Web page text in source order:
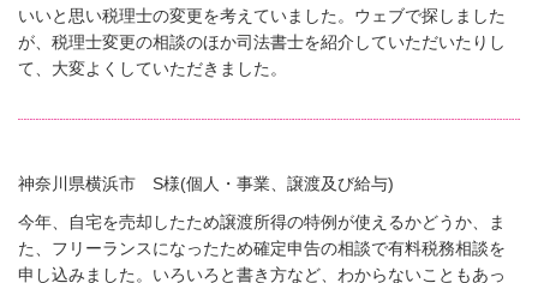
いいと思い税理士の変更を考えていました。ウェブで探しました
が、税理士変更の相談のほか司法書士を紹介していただいたりし
て、大変よくしていただきました。
神奈川県横浜市 S様(個人・事業、譲渡及び給与)
今年、自宅を売却したため譲渡所得の特例が使えるかどうか、ま
た、フリーランスになったため確定申告の相談で有料税務相談を
申し込みました。いろいろと書き方など、わからないこともあっ